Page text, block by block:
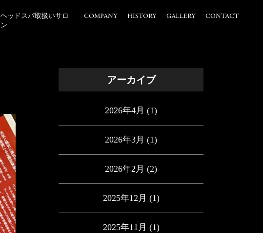
ヘッドスパ取扱いサロ
ン
COMPANY HISTORY GALLERY CONTACT
アーカイブ
2026年4月 (1)
2026年3月 (1)
2026年2月 (2)
2025年12月 (1)
2025年11月 (1)